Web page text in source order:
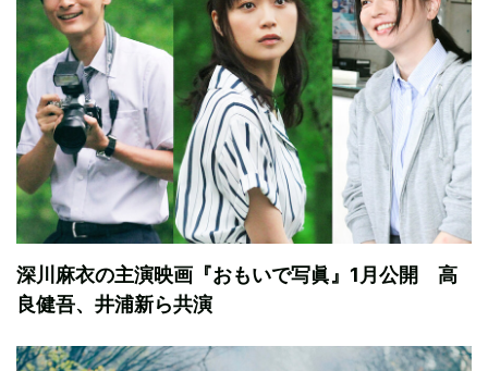
深川麻衣の主演映画『おもいで写眞』1月公開 高
良健吾、井浦新ら共演